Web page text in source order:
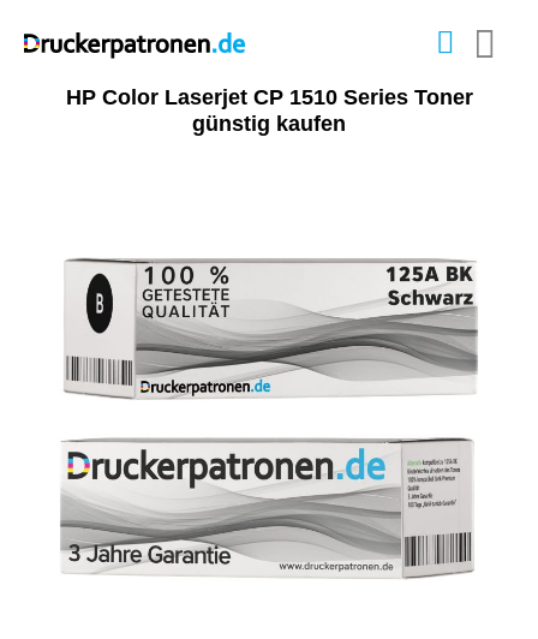
HP Color Laserjet CP 1510 Series Toner
günstig kaufen